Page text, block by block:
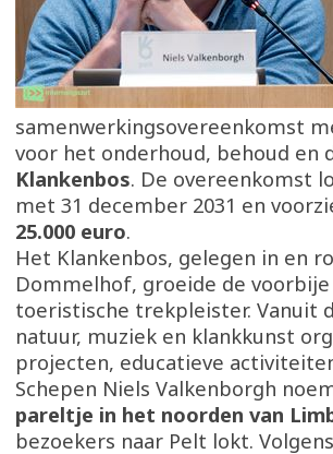
samenwerkingsovereenkomst
voor het onderhoud, behoud en
Klankenbos. De overeenkomst
met 31 december 2031 en
25.000 euro.
Het Klankenbos, gelegen in en
Dommelhof, groeide de
toeristische trekpleister. Vanuit
natuur, muziek en klankkunst
projecten, educatieve
Schepen Niels Valkenborgh
pareltje in het noorden van
bezoekers naar Pelt lokt.